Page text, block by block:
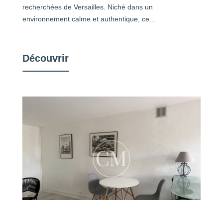
recherchées de Versailles. Niché dans un
environnement calme et authentique, ce...
Découvrir